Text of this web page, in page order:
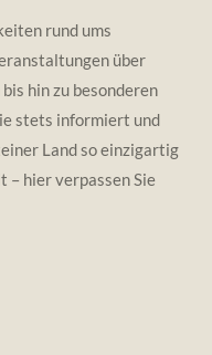
rund ums
über
hin zu besonderen
stets informiert und
Land so einzigartig
– hier verpassen Sie